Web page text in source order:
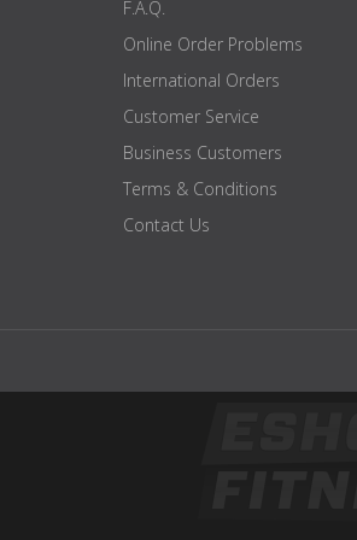
F.A.Q.
Online Order Problems
International Orders
Customer Service
Business Customers
Terms & Conditions
Contact Us